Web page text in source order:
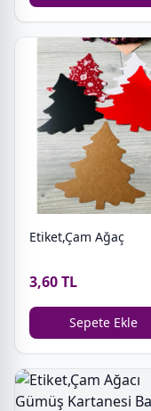
Etiket,Çam Ağaç
3,60 TL
Sepete Ekle